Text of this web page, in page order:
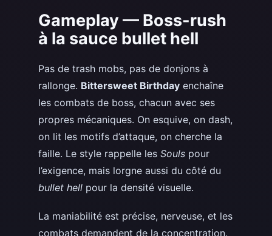
Gameplay — Boss-rush
à la sauce bullet hell
Pas de trash mobs, pas de donjons à
rallonge. Bittersweet Birthdayenchaîne
les combats de boss, chacun avec ses
propres mécaniques. On esquive, on dash,
on lit les motifs d’attaque, on cherche la
faille. Le style rappelle les Souls pour
l’exigence, mais lorgne aussi du côté du
bullet hellpour la densité visuelle.
La maniabilité est précise, nerveuse, et les
combats demandent de la concentration.